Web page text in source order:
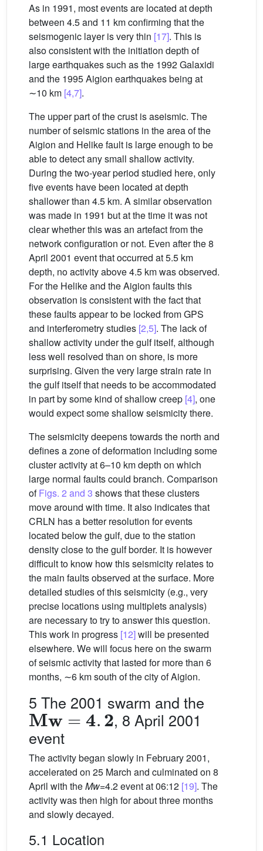
As in 1991, most events are located at depth
between 4.5 and 11 km confirming that the
seismogenic layer is very thin [17]. This is
also consistent with the initiation depth of
large earthquakes such as the 1992 Galaxidi
and the 1995 Aigion earthquakes being at
∼10 km [4,7].
The upper part of the crust is aseismic. The
number of seismic stations in the area of the
Aigion and Helike fault is large enough to be
able to detect any small shallow activity.
During the two-year period studied here, only
five events have been located at depth
shallower than 4.5 km. A similar observation
was made in 1991 but at the time it was not
clear whether this was an artefact from the
network configuration or not. Even after the 8
April 2001 event that occurred at 5.5 km
depth, no activity above 4.5 km was observed.
For the Helike and the Aigion faults this
observation is consistent with the fact that
these faults appear to be locked from GPS
and interferometry studies [2,5]. The lack of
shallow activity under the gulf itself, although
less well resolved than on shore, is more
surprising. Given the very large strain rate in
the gulf itself that needs to be accommodated
in part by some kind of shallow creep [4], one
would expect some shallow seismicity there.
The seismicity deepens towards the north and
defines a zone of deformation including some
cluster activity at 6–10 km depth on which
large normal faults could branch. Comparison
ofFigs. 2 and 3 shows that these clusters
move around with time. It also indicates that
CRLN has a better resolution for events
located below the gulf, due to the station
density close to the gulf border. It is however
difficult to know how this seismicity relates to
the main faults observed at the surface. More
detailed studies of this seismicity (e.g., very
precise locations using multiplets analysis)
are necessary to try to answer this question.
This work in progress [12]will be presented
elsewhere. We will focus here on the swarm
of seismic activity that lasted for more than 6
months, ∼6 km south of the city of Aigion.
5 The 2001 swarm and the
𝐌𝐰= 4.2
, 8 April 2001
event
The activity began slowly in February 2001,
accelerated on 25 March and culminated on 8
April with theMw=4.2 event at 06:12 [19]. The
activity was then high for about three months
and slowly decayed.
5.1 Location